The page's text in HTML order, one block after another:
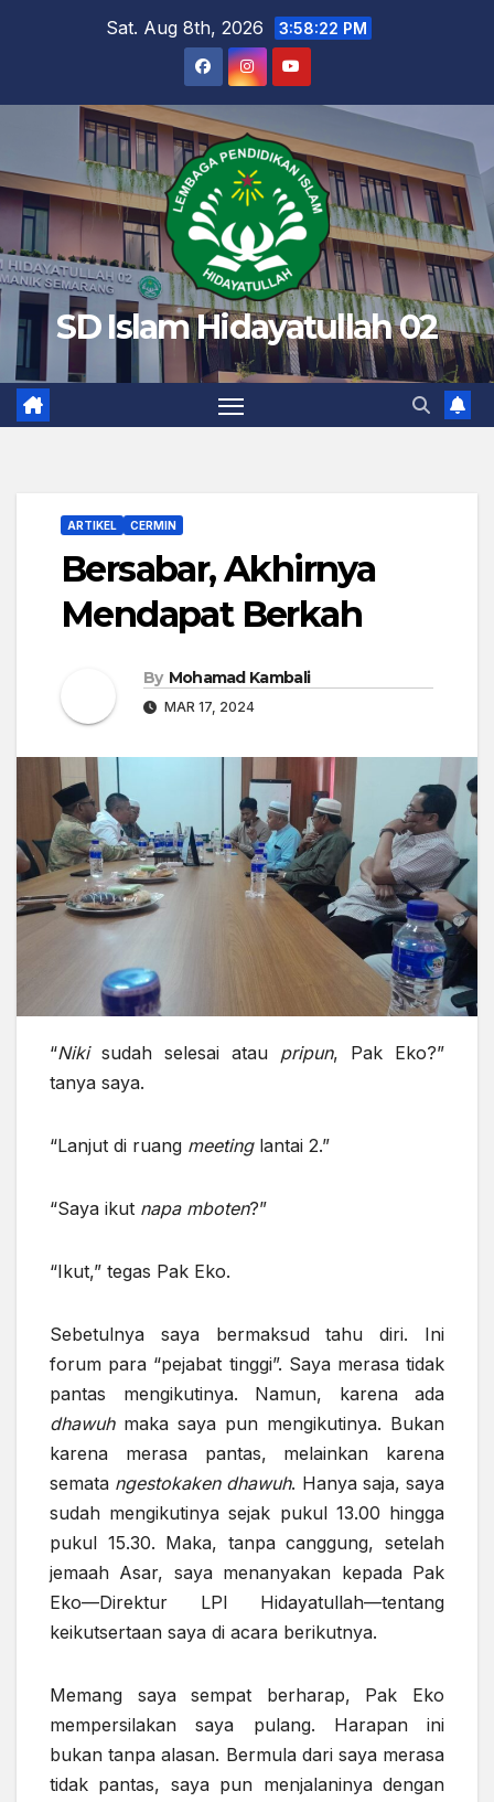
Sat. Aug 8th, 2026 3:58:23 PM
SD Islam Hidayatullah 02
ARTIKEL CERMIN
Bersabar, Akhirnya
Mendapat Berkah
By Mohamad Kambali
MAR 17, 2024
“Nikisudah selesai atau pripun, Pak Eko?”
tanya saya.
“Lanjut di ruang meetinglantai 2.”
“Saya ikut napa mboten?”
“Ikut,” tegas Pak Eko.
Sebetulnya saya bermaksud tahu diri. Ini
forum para “pejabat tinggi”. Saya merasa tidak
pantas mengikutinya. Namun, karena ada
dhawuhmaka saya pun mengikutinya. Bukan
karena merasa pantas, melainkan karena
semata ngestokaken dhawuh. Hanya saja, saya
sudah mengikutinya sejak pukul 13.00 hingga
pukul 15.30. Maka, tanpa canggung, setelah
jemaah Asar, saya menanyakan kepada Pak
Eko—Direktur LPI Hidayatullah—tentang
keikutsertaan saya di acara berikutnya.
Memang saya sempat berharap, Pak Eko
mempersilakan saya pulang. Harapan ini
bukan tanpa alasan. Bermula dari saya merasa
tidak pantas, saya pun menjalaninya dengan